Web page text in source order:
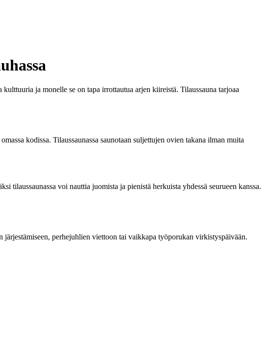
ja monelle se on tapa irrottautua arjen kiireistä. Tilaussauna tarjoaa
kodissa. Tilaussaunassa saunotaan suljettujen ovien takana ilman muita
tilaussaunassa voi nauttia juomista ja pienistä herkuista yhdessä seurueen kanssa.
perhejuhlien viettoon tai vaikkapa työporukan virkistyspäivään.